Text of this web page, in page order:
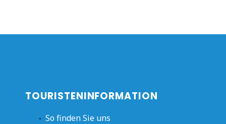
TOURISTENINFORMATION
So finden Sie uns